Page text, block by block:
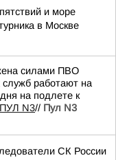
и море
в Москве
силами ПВО
работают на
на подлете к
N3// Пул N3
СК России